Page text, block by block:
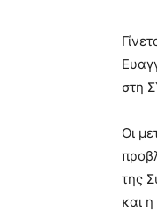
στη
Οι
της
και